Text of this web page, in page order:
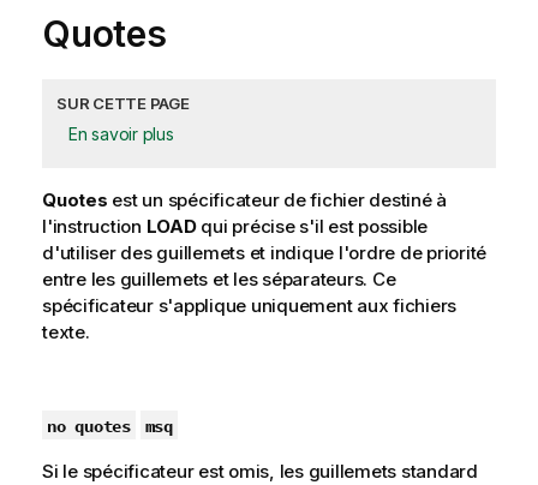
Quotes
SUR CETTE PAGE
En savoir plus
Quotes est un spécificateur de fichier destiné à
l'instruction LOADqui précise s'il est possible
d'utiliser des guillemets et indique l'ordre de priorité
entre les guillemets et les séparateurs. Ce
spécificateur s'applique uniquement aux fichiers
texte.
no quotes msq
Si le spécificateur est omis, les guillemets standard